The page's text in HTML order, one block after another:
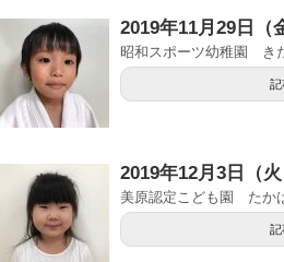
2019年11月29日（
昭和スポーツ幼稚園 き
記
2019年12月3日（火
美原認定こども園 たか
記